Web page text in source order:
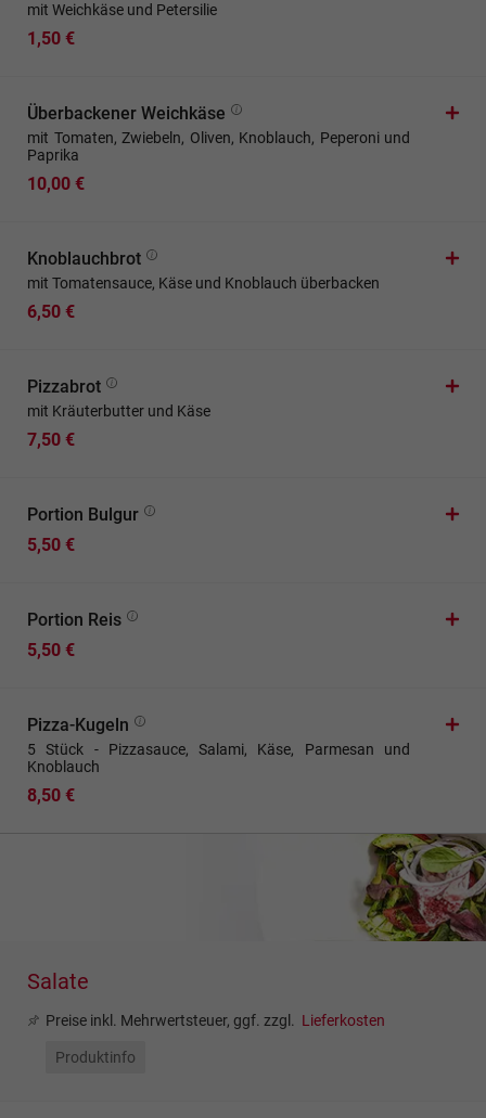
mit Weichkäse und Petersilie
1,50 €
Überbackener Weichkäse
mit Tomaten, Zwiebeln, Oliven, Knoblauch, Peperoni und
Paprika
10,00 €
Knoblauchbrot
mit Tomatensauce, Käse und Knoblauch überbacken
6,50 €
Pizzabrot
mit Kräuterbutter und Käse
7,50 €
Portion Bulgur
5,50 €
Portion Reis
5,50 €
Pizza-Kugeln
5 Stück - Pizzasauce, Salami, Käse, Parmesan und
Knoblauch
8,50 €
Salate
Preise inkl. Mehrwertsteuer, ggf. zzgl. Lieferkosten
Produktinfo